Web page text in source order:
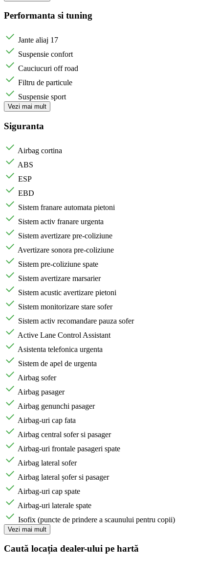
Performanta si tuning
Jante aliaj 17
Suspensie confort
Cauciucuri off road
Filtru de particule
Suspensie sport
Vezi mai mult
Siguranta
Airbag cortina
ABS
ESP
EBD
Sistem franare automata pietoni
Sistem activ franare urgenta
Sistem avertizare pre-coliziune
Avertizare sonora pre-coliziune
Sistem pre-coliziune spate
Sistem avertizare marsarier
Sistem acustic avertizare pietoni
Sistem monitorizare stare sofer
Sistem activ recomandare pauza sofer
Active Lane Control Assistant
Asistenta telefonica urgenta
Sistem de apel de urgenta
Airbag sofer
Airbag pasager
Airbag genunchi pasager
Airbag-uri cap fata
Airbag central sofer si pasager
Airbag-uri frontale pasageri spate
Airbag lateral sofer
Airbag lateral șofer si pasager
Airbag-uri cap spate
Airbag-uri laterale spate
Isofix (puncte de prindere a scaunului pentru copii)
Vezi mai mult
Caută locația dealer-ului pe hartă